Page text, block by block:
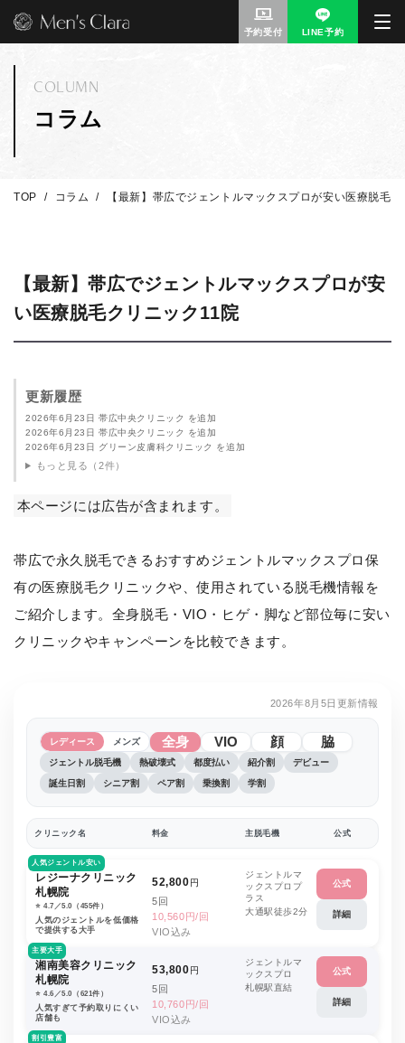
予約受付 LINE予約
コラム
COLUMN
TOP コラム 【最新】帯広でジェントルマックスプロが安い医療脱毛
【最新】帯広でジェントルマックスプロが安
い医療脱毛クリニック11院
更新履歴
2026年6月23日 帯広中央クリニック を追加
2026年6月23日 帯広中央クリニック を追加
2026年6月23日 グリーン皮膚科クリニック を追加
もっと見る（2件）
本ページには広告が含まれます。
帯広で永久脱毛できるおすすめジェントルマックスプロ保
有の医療脱毛クリニックや、使用されている脱毛機情報を
ご紹介します。全身脱毛・VIO・ヒゲ・脚など部位毎に安い
クリニックやキャンペーンを比較できます。
2026年8月5日更新情報
レディース メンズ 全身 VIO 顔 脇
ジェントル脱毛機 熱破壊式 都度払い 紹介割 デビュー
誕生日割 シニア割 ペア割 乗換割 学割
クリニック名 料金 主脱毛機 公式
人気ジェントル安い
レジーナクリニック
札幌院
⭐️ 4.7／5.0（455件）
人気のジェントルを低価格
で提供する大手
52,800円
5回
10,560円/回
VIO込み
ジェントルマ
ックスプロプ
ラス
大通駅徒歩2分
公式
詳細
主要大手
湘南美容クリニック
札幌院
⭐️ 4.6／5.0（621件）
人気すぎて予約取りにくい
店舗も
53,800円
5回
10,760円/回
VIO込み
ジェントルマ
ックスプロ
札幌駅直結
公式
詳細
割引豊富